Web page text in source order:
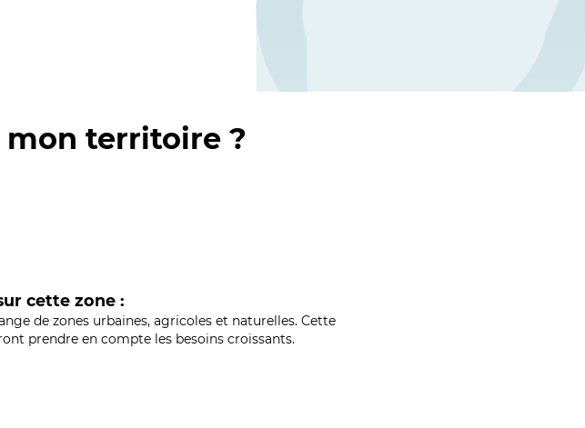
territoire ?
cette zone :
de zones urbaines, agricoles et naturelles. Cette
prendre en compte les besoins croissants.